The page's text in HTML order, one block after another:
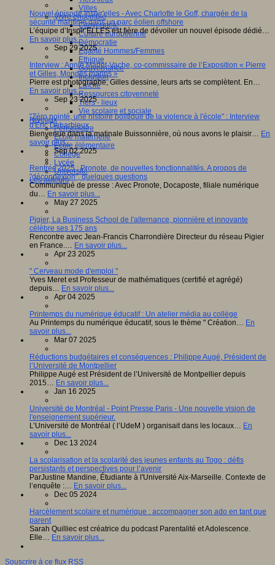
Villes
Vivre ensemble
Citoyenneté
Culture européenne
Démocratie
Egalité Hommes/Femmes
Ethique
Gouvernance
Inclusion
Laïcité
Ressources citoyenneté
Tiers - lieux
Vie scolaire et sociale
Niveaux
Périscolaire
Ecole maternelle
Ecole élémentaire
Collège
Lycée
Université
Les auteurs
Nouvel épisode Inspir'elles - Avec Charlotte le Goff, chargée de la
sécurité maritime dans un parc éolien offshore
L’équipe d’Inspir’ELLES est fière de dévoiler un nouvel épisode dédié…
En savoir plus...
Sep 29 2025
Interview : Annie Madet-Vache, co-commissaire de l’Exposition « Pierre
et Gilles, Mondes marins »
Pierre est photographe, Gilles dessine, leurs arts se complètent. En…
En savoir plus...
Sep 23 2025
"Zéro pointé, une histoire politique de la violence à l'école" : Interview
d'Eric Debarbieux
Bienvenue dans la matinale Buissonnière, où nous avons le plaisir… En
savoir plus...
Sep 02 2025
Rentrée 2025 : Pronote, de nouvelles fonctionnalités. A propos de
"déconnexion", quelques questions
Communiqué de presse : Avec Pronote, Docaposte, filiale numérique
du… En savoir plus...
May 27 2025
Pigier, La Business School de l'alternance, pionnière et innovante
célèbre ses 175 ans
Rencontre avec Jean-Francis Charrondière Directeur du réseau Pigier
en France.… En savoir plus...
Apr 23 2025
" Cerveau mode d'emploi "
Yves Meret est Professeur de mathématiques (certifié et agrégé)
depuis… En savoir plus...
Apr 04 2025
Printemps du numérique éducatif : Un atelier média au collège
Au Printemps du numérique éducatif, sous le thème " Création… En
savoir plus...
Mar 07 2025
Réductions budgétaires et conséquences : Philippe Augé, Président de
l’Université de Montpellier
Philippe Augé est Président de l’Université de Montpellier depuis
2015… En savoir plus...
Jan 16 2025
Université de Montréal - Point Presse Paris - Une nouvelle vision de
l'enseignement supérieur.
L’Université de Montréal ( l’UdeM ) organisait dans les locaux… En
savoir plus...
Dec 13 2024
La scolarisation et la scolarité des jeunes enfants au Togo : défis
persistants et perspectives pour l’avenir
ParJustine Mandine, Étudiante à l'Université Aix-Marseille. Contexte de
l’enquête :… En savoir plus...
Dec 05 2024
Harcèlement scolaire et numérique : accompagner son ado en tant que
parent
Sarah Quilliec est créatrice du podcast Parentalité et Adolescence.
Elle… En savoir plus...
Souscrire à ce flux RSS